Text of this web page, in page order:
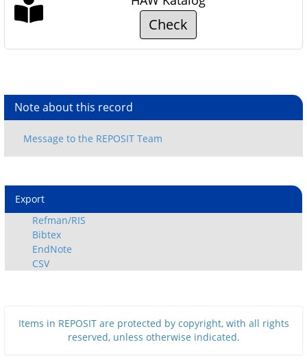
Check
Note about this record
Export
Refman/RIS
Bibtex
EndNote
CSV
Items in REPOSIT are protected by copyright, with all rights
reserved, unless otherwise indicated.